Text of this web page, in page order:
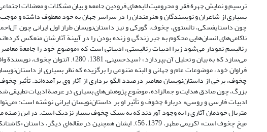
ترسیم و نمایش چهرة فقر و محرومیت لایه‌های فرودین جامعه و بیان مشکلات و معضلات
بسیاری از شاعران و نویسندگان و هنرمندان را در سراسر جهان به خود معطوف داشته و
چون داستایفسکی، تالستوی، چخوف، گورکی و نیز داستان‌نویسان طراز اول ایرانی چون
ناکامی‌های انسان‌هایی محکوم به جبر زندگی و زنده بودن را در آیینة آثارشان منعکس
رئالیسم نمودار می‌شود زیرا ادبیات رئالیستی، ادبیاتی است که «موضوع خود را جامعة
می‌سازد که به بیان و تحلیل آن بپردازد»
فراوان خود، موضوعات عام و جهانی و البته متنوعی را برگزیده که نظر بسیاری از
چخوف، برخی از داستان‌نویسان معاصر درصدد الگو برداری از آثار وی برآمده‌اند. تأثیر
بزرگ، چون صادق هدایت و جمالزاده، موضوع پژوهش‌های بسیاری در عرصة ادبیات تطبیقی شده
ادبیات فارسی و روسی» دربارة چخوف و تأثیر او بر داستان‌نویسان ایرانی نوشته است:
متریال خودمان آثاری را به وجود آوردند که به سبک چخوف بسیار نزدیک است. در این زمینه
میخ چخوف است» (کریمی مطهر، 1379، 56). ایشان همچنین در مقاله‌ای دیگر، داستان «کاشتانکا»ی چخوف را با